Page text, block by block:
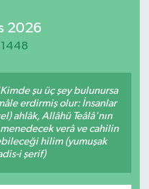
2026
şu üç şey bulunursa
erdirmiş olur: İnsanlar
ahlâk, Allâhü Teâlâ'nın
verâ ve cahilin
hilim (yumuşak
i şerif)